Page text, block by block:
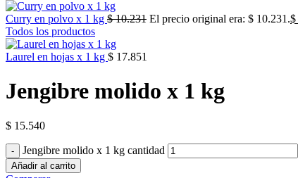
Curry en polvo x 1 kg $10.231 El precio original era: $ 10.231.$
Todos los productos
Laurel en hojas x 1 kg $ 17.851
Jengibre molido x 1 kg
$ 15.540
Jengibre molido x 1 kg cantidad
Añadir al carrito